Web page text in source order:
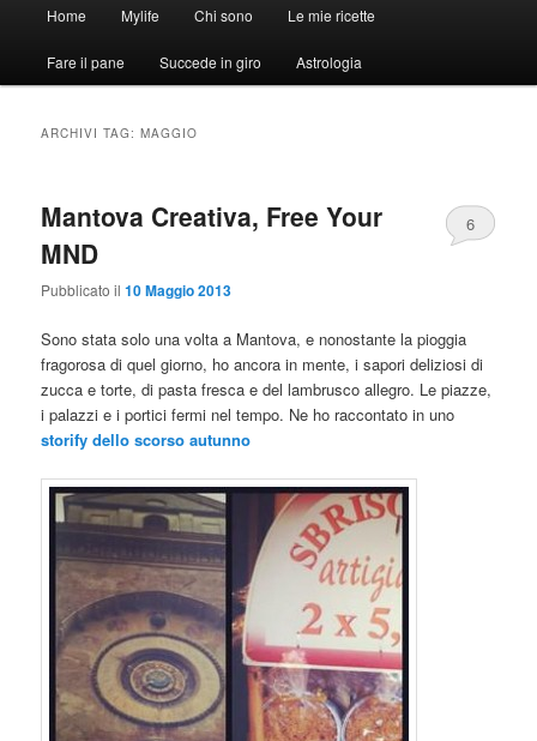
principale
Vai
al
Vai
al
Home Mylife Chi sono Le mie ricette
Fare il pane Succede in giro Astrologia
ARCHIVI TAG:MAGGIO
Mantova Creativa, Free Your
MND
Pubblicato il10 Maggio 2013
6
Sono stata solo una volta a Mantova, e nonostante la pioggia
fragorosa di quel giorno, ho ancora in mente, i sapori deliziosi di
zucca e torte, di pasta fresca e del lambrusco allegro. Le piazze,
i palazzi e i portici fermi nel tempo. Ne ho raccontato in uno
storify dello scorso autunno